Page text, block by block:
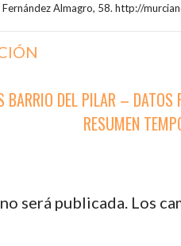
Almagro, 58. http://
DEL PILAR – DATOS
RESUMEN
será publicada. Los